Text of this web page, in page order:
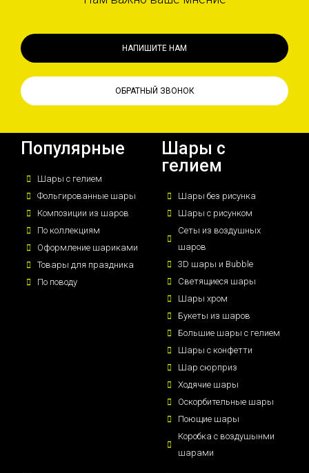
НАПИШИТЕ НАМ
ОБРАТНЫЙ ЗВОНОК
Популярные
Шары с гелием
Фольгированные шары
Композиции из шаров
По коллекциям
Оформление шариками
Товары для праздника
По поводу
Шары с
гелием
Шары без рисунка
Шары с рисунком
Сеты из воздушных
шаров
3D шары и Bubble
Светящиеся шары
Шары хром
Букеты из шаров
Большие шары с гелием
Шары с конфетти
Шар сюрприз
Ходячие шары
Оскорбительные шары
Поющие шары
Коробка с воздушынми
шарами